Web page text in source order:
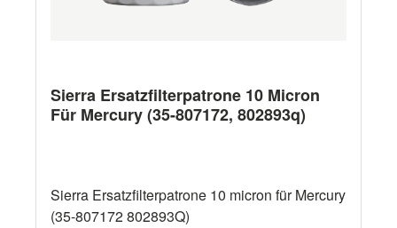
Sierra Ersatzfilterpatrone 10 Micron
Für Mercury (35-807172, 802893q)
Sierra Ersatzfilterpatrone 10 micron für Mercury
(35-807172 802893Q)